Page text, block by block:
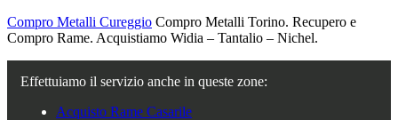
Compro Metalli Cureggio Compro Metalli Torino. Recupero e
Compro Rame. Acquistiamo Widia – Tantalio – Nichel.
Effettuiamo il servizio anche in queste zone:
Acquisto Rame Casarile